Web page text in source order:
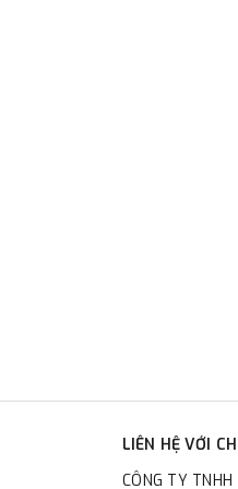
LIÊN HỆ VỚI
CÔNG TY